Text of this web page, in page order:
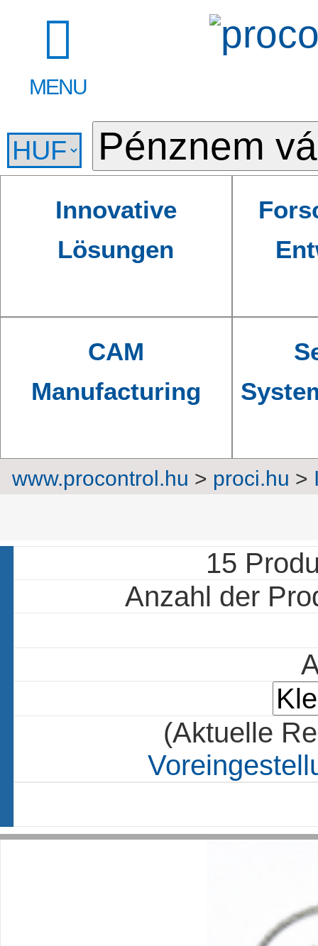
MENU
Innovative
Lösungen
CAM
Manufacturing
www.procontrol.hu > proci.hu >
15
Anzahl der
(Aktuelle